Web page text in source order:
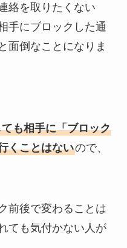
絡を取りたくない
手にブロックした通
面倒なことになりま
も相手に「ブロック
くことはないので、
前後で変わることは
ても気付かない人が